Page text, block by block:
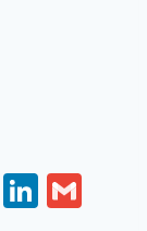
Pi Li